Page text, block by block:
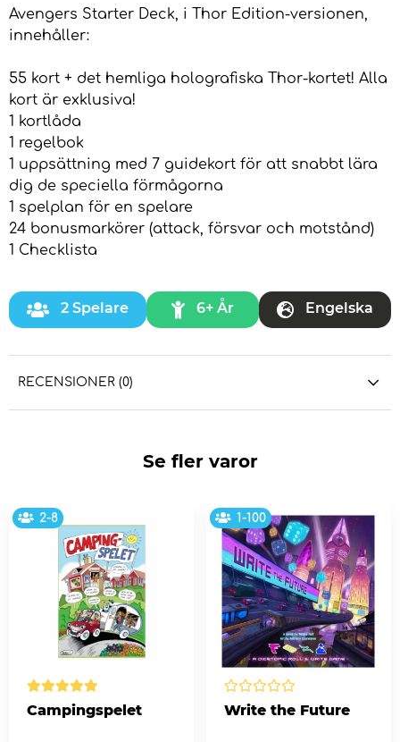
Avengers Starter Deck, i Thor Edition-versionen,
innehåller:
55 kort + det hemliga holografiska Thor-kortet! Alla
kort är exklusiva!
1 kortlåda
1 regelbok
1 uppsättning med 7 guidekort för att snabbt lära
dig de speciella förmågorna
1 spelplan för en spelare
24 bonusmarkörer (attack, försvar och motstånd)
1 Checklista
2 Spelare 6+ År Engelska
RECENSIONER (0)
Se fler varor
2-8
Campingspelet
1-100
Write the Future